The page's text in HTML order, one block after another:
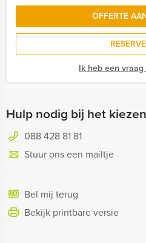
OFFERTE
Ik heb een
Hulp nodig bij het
088 428 81 81
Stuur ons een mailtje
Bel mij terug
Bekijk printbare versie